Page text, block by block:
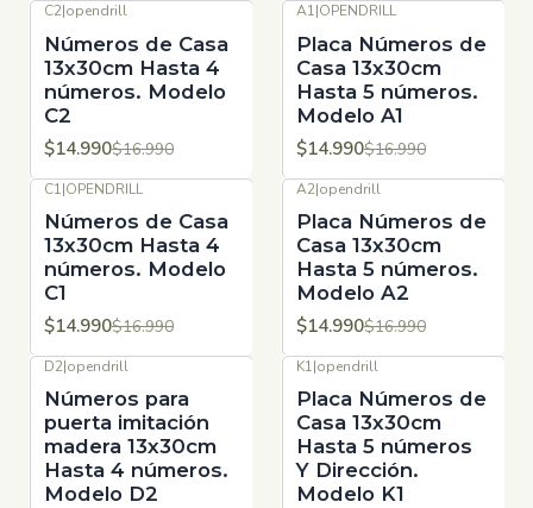
C2|opendrill
Números de Casa
13x30cm Hasta 4
números. Modelo
C2
$14.990$16.990
A1|OPENDRILL
Placa Números de
Casa 13x30cm
Hasta 5 números.
Modelo A1
$14.990$16.990
C1|OPENDRILL
Números de Casa
13x30cm Hasta 4
números. Modelo
C1
$14.990$16.990
A2|opendrill
Placa Números de
Casa 13x30cm
Hasta 5 números.
Modelo A2
$14.990$16.990
D2|opendrill
Números para
puerta imitación
madera 13x30cm
Hasta 4 números.
Modelo D2
K1|opendrill
Placa Números de
Casa 13x30cm
Hasta 5 números
Y Dirección.
Modelo K1